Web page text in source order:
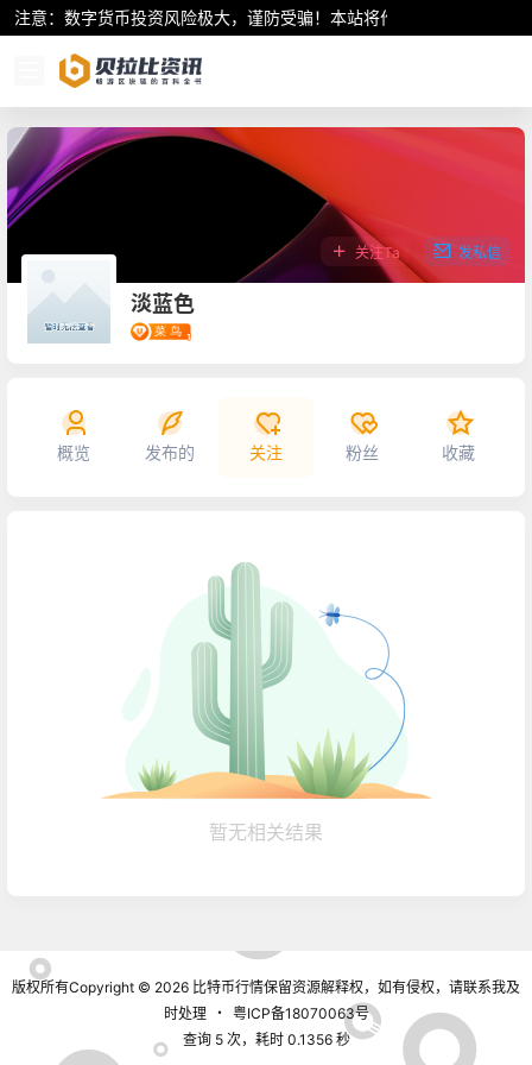
注意：数字货币投资风险极大，谨防受骗！本站将作为行业资讯共享
淡蓝色
关注Ta 发私信
概览 发布的 关注 粉丝 收藏
暂无相关结果
版权所有Copyright © 2026 比特币行情保留资源解释权，如有侵权，请联系我及
时处理
・ 粤ICP备18070063号
查询 5 次，耗时 0.1356 秒